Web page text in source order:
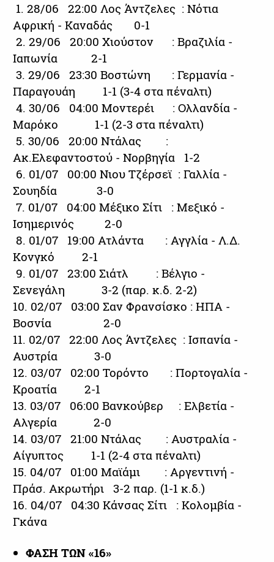
1. 28/06 22:00 Λος Άντζελες : Νότια
Αφρική - Καναδάς 0-1
2. 29/06 20:00 Χιούστον : Βραζιλία -
Ιαπωνία 2-1
3. 29/06 23:30 Βοστώνη : Γερμανία -
Παραγουάη 1-1 (3-4 στα πέναλτι)
4. 30/06 04:00 Μοντερέι : Ολλανδία -
Μαρόκο 1-1 (2-3 στα πέναλτι)
5. 30/06 20:00 Ντάλας :
Ακ.Ελεφαντοστού - Νορβηγία 1-2
6. 01/07 00:00 Νιου Τζέρσεϊ : Γαλλία -
Σουηδία 3-0
7. 01/07 04:00 Μέξικο Σίτι : Μεξικό -
Ισημερινός 2-0
8. 01/07 19:00 Ατλάντα : Αγγλία - Λ.Δ.
Κονγκό 2-1
9. 01/07 23:00 Σιάτλ : Βέλγιο -
Σενεγάλη 3-2 (παρ. κ.δ. 2-2)
10. 02/07 03:00 Σαν Φρανσίσκο : ΗΠΑ -
Βοσνία 2-0
11. 02/07 22:00 Λος Άντζελες : Ισπανία -
Αυστρία 3-0
12. 03/07 02:00 Τορόντο : Πορτογαλία -
Κροατία 2-1
13. 03/07 06:00 Βανκούβερ : Ελβετία -
Αλγερία 2-0
14. 03/07 21:00 Ντάλας : Αυστραλία -
Αίγυπτος 1-1 (2-4 στα πέναλτι)
15. 04/07 01:00 Μαϊάμι : Αργεντινή -
Πράσ. Ακρωτήρι 3-2 παρ. (1-1 κ.δ.)
16. 04/07 04:30 Κάνσας Σίτι : Κολομβία -
Γκάνα
ΦΑΣΗ ΤΩΝ «16»